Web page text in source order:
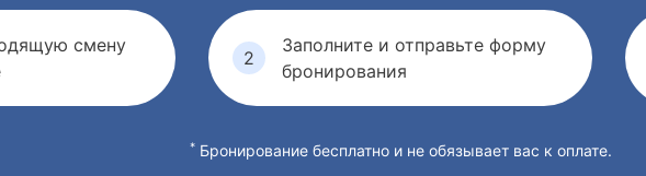
смену
Заполните и отправьте форму
бронирования
*Бронирование бесплатно и не обязывает вас к оплате.